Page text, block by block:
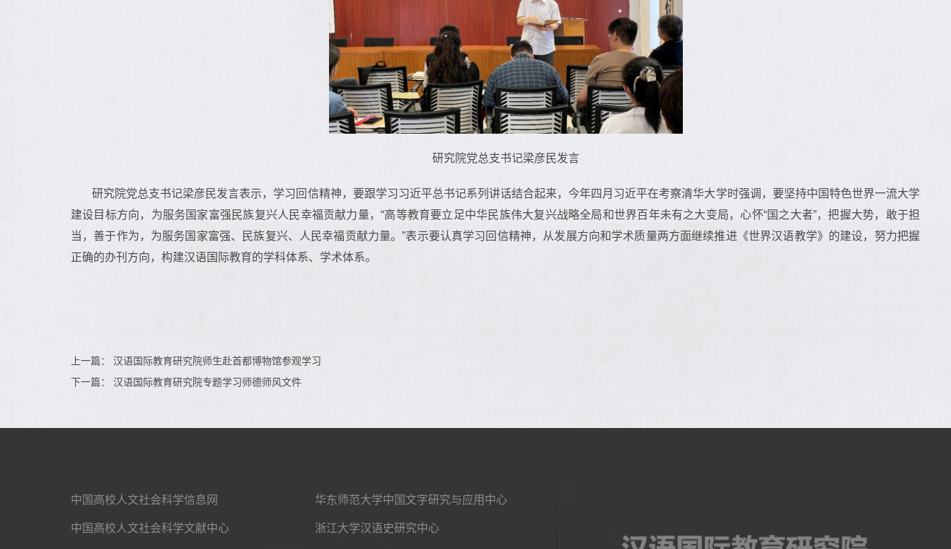
研究院党总支书记梁彦民发言
研究院党总支书记梁彦民发言表示，学习回信精神，要跟学习习近平总书记系列讲话结合起来，今年四月习近平在考察清华大学时强调，要坚持中国特色世界一流大学
建设目标方向，为服务国家富强民族复兴人民幸福贡献力量，“高等教育要立足中华民族伟大复兴战略全局和世界百年未有之大变局，心怀“国之大者”，把握大势，敢于担
当，善于作为，为服务国家富强、民族复兴、人民幸福贡献力量。”表示要认真学习回信精神，从发展方向和学术质量两方面继续推进《世界汉语教学》的建设，努力把握
正确的办刊方向，构建汉语国际教育的学科体系、学术体系。
上一篇： 汉语国际教育研究院师生赴首都博物馆参观学习
下一篇： 汉语国际教育研究院专题学习师德师风文件
中国高校人文社会科学信息网 华东师范大学中国文字研究与应用中心
中国高校人文社会科学文献中心 浙江大学汉语史研究中心